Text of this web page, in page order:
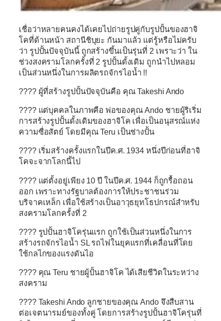
เชื่อว่าหลายคนคงได้เคยไปถ่ายรูปคู่กับรูปปั้นของฮาจิ
โคที่ด้านหน้า สถานีชิบุยะ กันมาแล้ว แต่รู้หรือไม่ครับ
ว่า รูปปั้นปัจจุบันนี้ ถูกสร้างขึ้นเป็นรุ่นที่ 2 เพราะว่า ใน
ช่วงสงครามโลกครั้งที่ 2 รูปปั้นดั้งเดิม ถูกนำไปหลอม
เป็นส่วนหนึ่งในการผลิตรถจักรไอน้ำ !!
????ผู้ที่สร้างรูปปั้นปัจจุบันคือ คุณ Takeshi Ando
????แต่บุคคลในภาพคือ พ่อของคุณ Ando ชายผู้ริเริ่ม
การสร้างรูปปั้นดั้งเดิมของฮาจิโค เพื่อเป็นอนุสรณ์แห่ง
ความซื่อสัตย์ โดยมีคุณ Teru เป็นช่างปั้น
????เริ่มสร้างครั้งแรกในปีค.ศ. 1934 หนึ่งปีก่อนที่ฮาจิ
โคจะจากโลกนี้ไป
????แต่ตั้งอยู่เพียง 10 ปี ในปีค.ศ. 1944 ก็ถูกรื้อถอน
ออก เพราะทางรัฐบาลต้องการให้ประชาชนร่วม
บริจาคเหล็ก เพื่อใช้สร้างเป็นอาวุธยุทโธปกรณ์สำหรับ
สงครามโลกครั้งที่ 2
????รูปปั้นฮาจิโครุ่นแรก ถูกใช้เป็นส่วนหนึ่งในการ
สร้างรถจักรไอน้ำ SL รถไฟในยุคแรกที่เคลื่อนที่โดย
ใช้กลไกของแรงดันไอ
????คุณ Teru ชายผู้ปั้นฮาจิโค ได้เสียชีวิตในระหว่าง
สงคราม
????Takeshi Ando ลูกชายของคุณ Ando จึงสืบสาน
ต่อเจตนารมย์ของทั้งคู่ โดยการสร้างรูปปั้นฮาจิโครุ่นที่